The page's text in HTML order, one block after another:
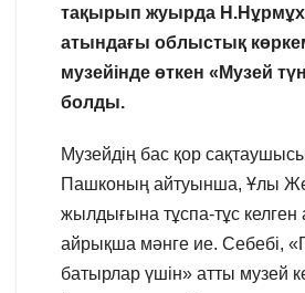
тақырып жуырда
атындағы облыстық
музейінде өткен «Музей
болды.
Музейдің бас қор
Пашконың айтуынша, Ұлы
жылдығына тұспа-тұс
айрықша мәнге ие. Себебі,
батырлар үшін» атты музей